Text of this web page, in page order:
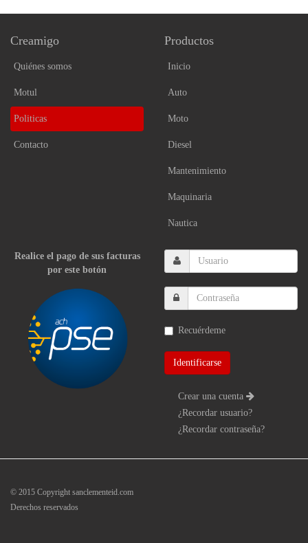
Creamigo
Quiénes somos
Motul
Politicas
Contacto
Productos
Inicio
Auto
Moto
Diesel
Mantenimiento
Maquinaria
Nautica
Realice el pago de sus facturas
por este botón
Recuérdeme
Crear una cuenta
¿Recordar usuario?
¿Recordar contraseña?
© 2015 Copyright sanclementeid.com
Derechos reservados